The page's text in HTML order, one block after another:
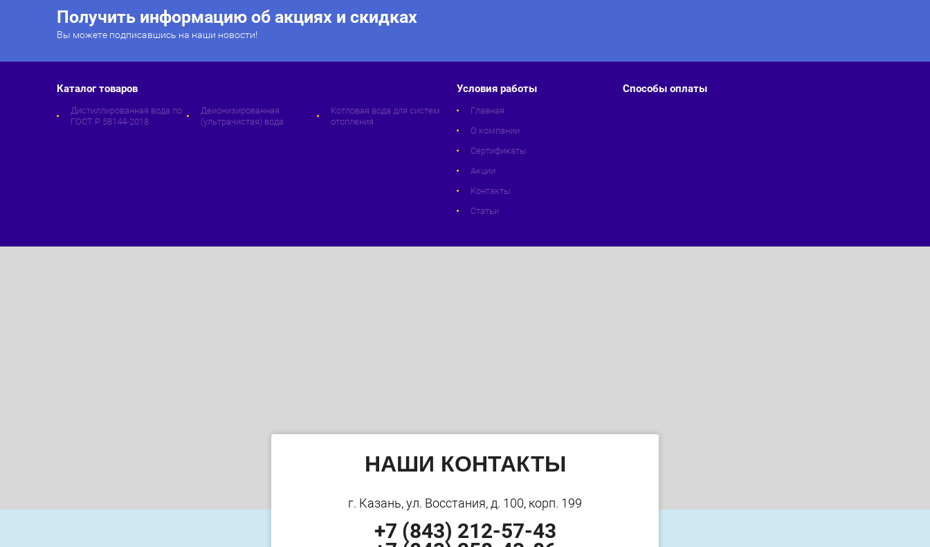
Получить информацию об акциях и скидках
Вы можете подписавшись на наши новости!
Каталог товаров
Дистиллированная вода по
ГОСТ Р 58144-2018
Деионизированная
(ультрачистая) вода
Котловая вода для систем
отопления
Условия работы
Главная
О компании
Сертификаты
Акции
Контакты
Статьи
Способы оплаты
НАШИ КОНТАКТЫ
г. Казань, ул. Восстания, д. 100, корп. 199
+7 (843) 212-57-43